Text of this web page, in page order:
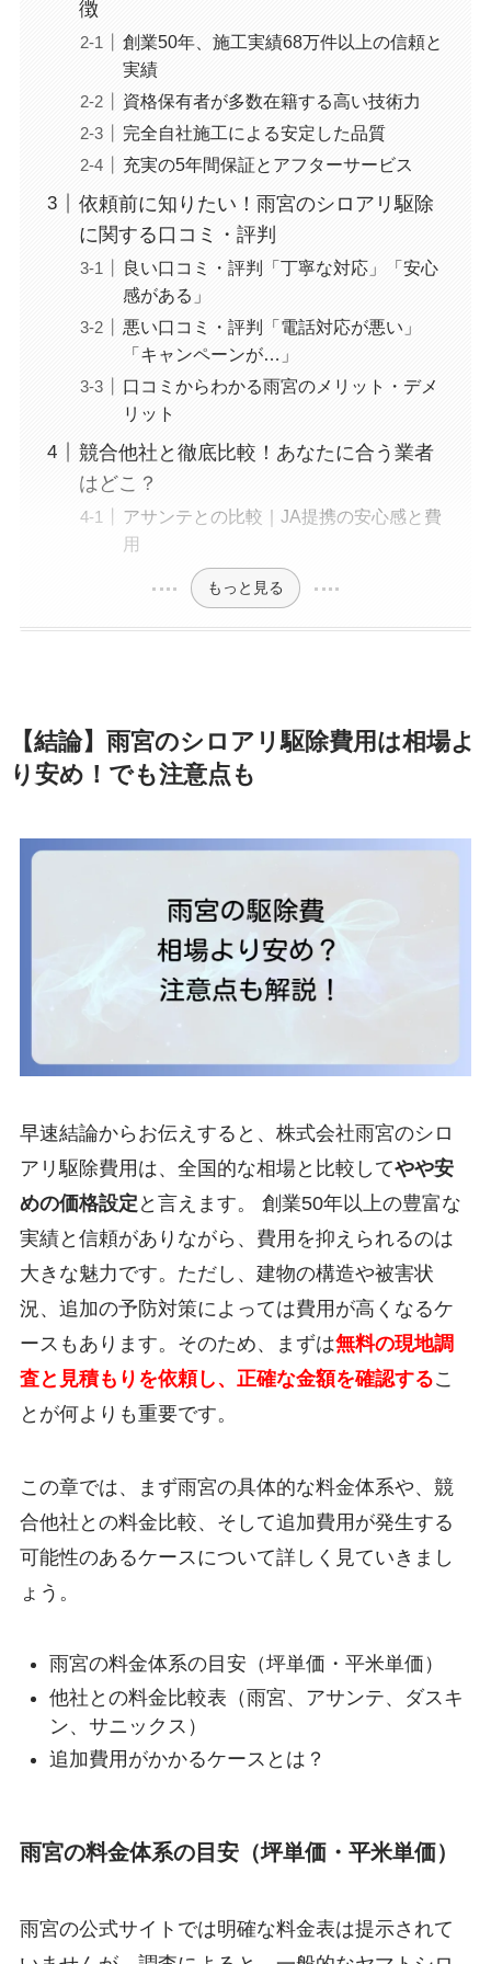
徴
創業50年、施工実績68万件以上の信頼と
実績
資格保有者が多数在籍する高い技術力
完全自社施工による安定した品質
充実の5年間保証とアフターサービス
依頼前に知りたい！雨宮のシロアリ駆除
に関する口コミ・評判
良い口コミ・評判「丁寧な対応」「安心
感がある」
悪い口コミ・評判「電話対応が悪い」
「キャンペーンが…」
口コミからわかる雨宮のメリット・デメ
リット
競合他社と徹底比較！あなたに合う業者
はどこ？
アサンテとの比較｜JA提携の安心感と費
用
もっと見る
【結論】雨宮のシロアリ駆除費用は相場よ
り安め！でも注意点も
早速結論からお伝えすると、株式会社雨宮のシロ
アリ駆除費用は、全国的な相場と比較してやや安
めの価格設定 と言えます。 創業50年以上の豊富な
実績と信頼がありながら、費用を抑えられるのは
大きな魅力です。ただし、建物の構造や被害状
況、追加の予防対策によっては費用が高くなるケ
ースもあります。そのため、まずは無料の現地調
査と見積もりを依頼し、正確な金額を確認するこ
とが何よりも重要です。
この章では、まず雨宮の具体的な料金体系や、競
合他社との料金比較、そして追加費用が発生する
可能性のあるケースについて詳しく見ていきまし
ょう。
雨宮の料金体系の目安（坪単価・平米単価）
他社との料金比較表（雨宮、アサンテ、ダスキ
ン、サニックス）
追加費用がかかるケースとは？
雨宮の料金体系の目安（坪単価・平米単価）
雨宮の公式サイトでは明確な料金表は提示されて